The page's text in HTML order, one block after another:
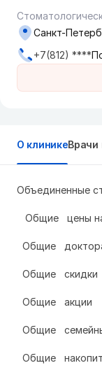
Санкт-
+7(812) ****
О клиникеВрачи
Объединенные
Общие цены на
Общие
Общие скидки
Общие акции
Общие
Общие